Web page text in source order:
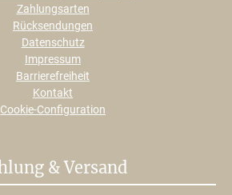
Zahlungsarten
Rücksendungen
Datenschutz
Impressum
Barrierefreiheit
Kontakt
Cookie-Configuration
& Versand